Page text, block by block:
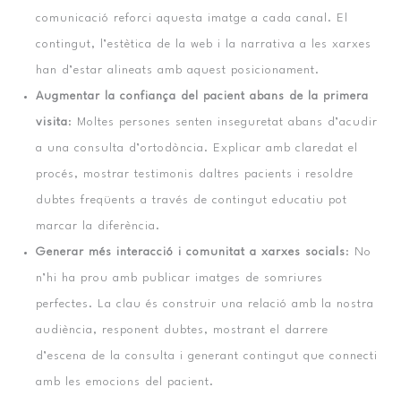
comunicació reforci aquesta imatge a cada canal. El
contingut, l’estètica de la web i la narrativa a les xarxes
han d’estar alineats amb aquest posicionament.
Augmentar la confiança del pacient abans de la primera
visita: Moltes persones senten inseguretat abans d’acudir
a una consulta d’ortodòncia. Explicar amb claredat el
procés, mostrar testimonis daltres pacients i resoldre
dubtes freqüents a través de contingut educatiu pot
marcar la diferència.
Generar més interacció i comunitat a xarxes socials: No
n’hi ha prou amb publicar imatges de somriures
perfectes. La clau és construir una relació amb la nostra
audiència, responent dubtes, mostrant el darrere
d’escena de la consulta i generant contingut que connecti
amb les emocions del pacient.